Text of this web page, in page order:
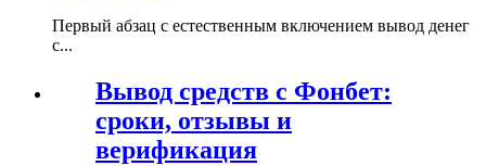
Первый абзац с естественным включением вывод денег
с...
Вывод средств с Фонбет:
сроки, отзывы и
верификация